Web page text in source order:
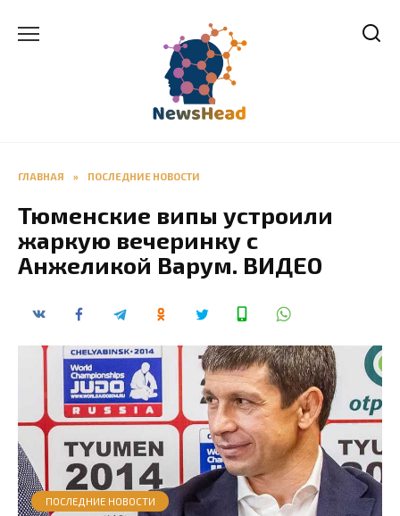
ГЛАВНАЯ » ПОСЛЕДНИЕ НОВОСТИ
Тюменские випы устроили
жаркую вечеринку с
Анжеликой Варум. ВИДЕО
ПОСЛЕДНИЕ НОВОСТИ